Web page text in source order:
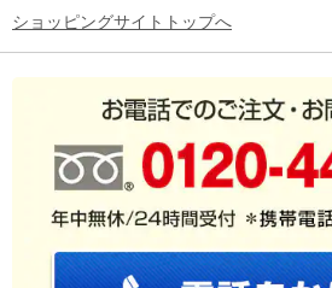
ショッピングサイトトップへ